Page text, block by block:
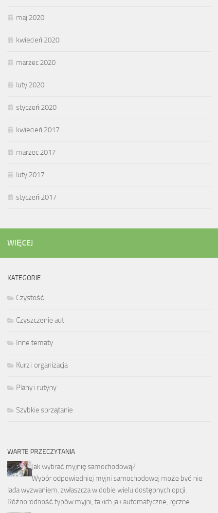
maj 2020
kwiecień 2020
marzec 2020
luty 2020
styczeń 2020
kwiecień 2017
marzec 2017
luty 2017
styczeń 2017
WIĘCEJ
KATEGORIE
Czystość
Czyszczenie aut
Inne tematy
Kurz i organizacja
Plany i rutyny
Szybkie sprzątanie
WARTE PRZECZYTANIA
Jak wybrać myjnię samochodową?
Wybór odpowiedniej myjni samochodowej może być nie
lada wyzwaniem, zwłaszcza w dobie wielu dostępnych opcji.
Różnorodność typów myjni, takich jak automatyczne, ręczne …